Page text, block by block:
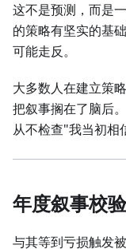
这不是预测，而是
的策略有坚实的基
可能走反。
大多数人在建立策
把叙事搁在了脑后
从不检查"我当初相
年度叙事校
与其等到亏损触发